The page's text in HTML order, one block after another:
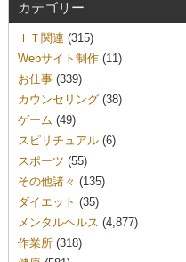
カテゴリー
ＩＴ関連 (315)
Webサイト制作(11)
お仕事(339)
カウンセリング(38)
ゲーム (49)
スピリチュアル(6)
スポーツ (55)
その他諸々 (135)
ダイエット (35)
メンタルヘルス (4,877)
作業所(318)